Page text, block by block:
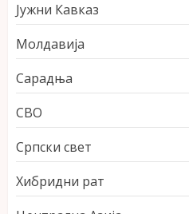
Јужни Кавказ
Молдавија
Сарадња
СВО
Српски свет
Хибридни рат